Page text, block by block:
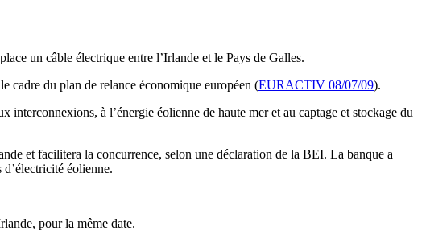
un câble électrique entre l’Irlande et le Pays de Galles.
cadre du plan de relance économique européen (EURACTIV 08/07/09).
à l’énergie éolienne de haute mer et au captage et stockage du
et facilitera la concurrence, selon une déclaration de la BEI. La banque a
éolienne.
pour la même date.